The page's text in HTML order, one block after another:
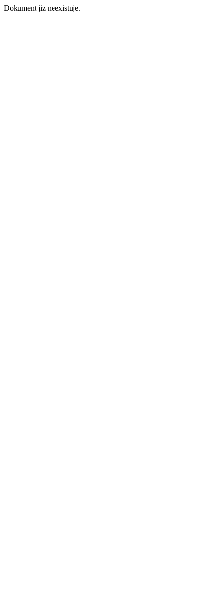
Dokument jiz neexistuje.